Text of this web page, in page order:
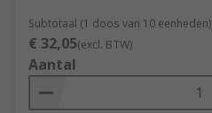
Subtotaal (1 doos van 10 eenheden)
€ 32,05(excl. BTW)
Aantal